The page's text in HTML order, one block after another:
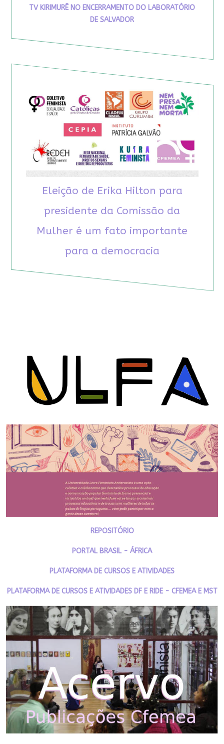
TV KIRIMURÊ NO ENCERRAMENTO DO LABORATÓRIO
DE SALVADOR
Eleição de Erika Hilton para
presidente da Comissão da
Mulher é um fato importante
para a democracia
REPOSITÓRIO
PORTAL BRASIL - ÁFRICA
PLATAFORMA DE CURSOS E ATIVIDADES
PLATAFORMA DE CURSOS E ATIVIDADES DF E RIDE - CFEMEA E MST